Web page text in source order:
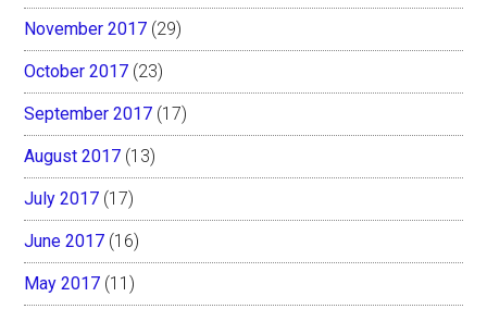
November 2017 (29)
October 2017 (23)
September 2017 (17)
August 2017 (13)
July 2017 (17)
June 2017 (16)
May 2017 (11)